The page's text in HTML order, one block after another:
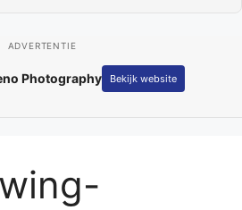
ADVERTENTIE
Photography Bekijk website